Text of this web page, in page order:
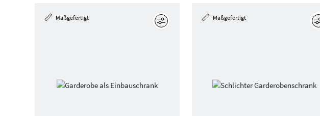
Maßgefertigt Maßgefertigt